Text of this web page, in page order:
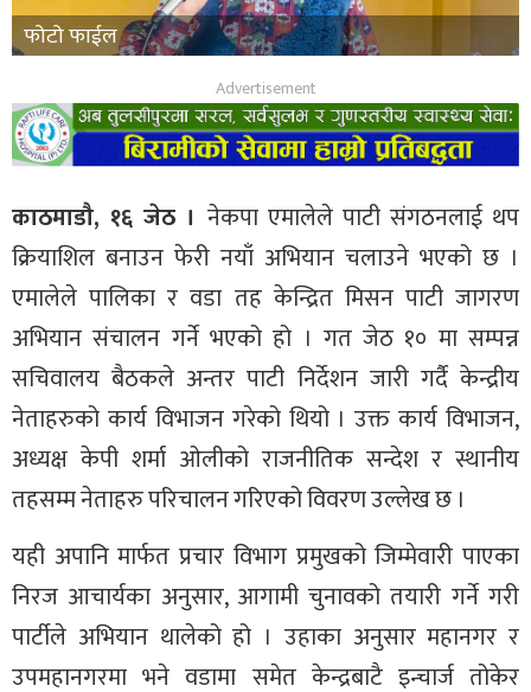
फोटो फाईल
काठमाडौ, १६ जेठ । नेकपा एमालेले पाटी संगठनलाई थप
क्रियाशिल बनाउन फेरी नयाँ अभियान चलाउने भएको छ ।
एमालेले पालिका र वडा तह केन्द्रित मिसन पाटी जागरण
अभियान संचालन गर्ने भएको हो । गत जेठ १० मा सम्पन्न
सचिवालय बैठकले अन्तर पाटी निर्देशन जारी गर्दै केन्द्रीय
नेताहरुको कार्य विभाजन गरेको थियो । उक्त कार्य विभाजन,
अध्यक्ष केपी शर्मा ओलीको राजनीतिक सन्देश र स्थानीय
तहसम्म नेताहरु परिचालन गरिएको विवरण उल्लेख छ ।
यही अपानि मार्फत प्रचार विभाग प्रमुखको जिम्मेवारी पाएका
निरज आचार्यका अनुसार, आगामी चुनावको तयारी गर्ने गरी
पार्टीले अभियान थालेको हो । उहाका अनुसार महानगर र
उपमहानगरमा भने वडामा समेत केन्द्रबाटै इन्चार्ज तोकेर